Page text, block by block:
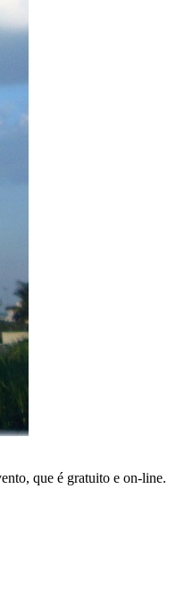
que é gratuito e on-line.